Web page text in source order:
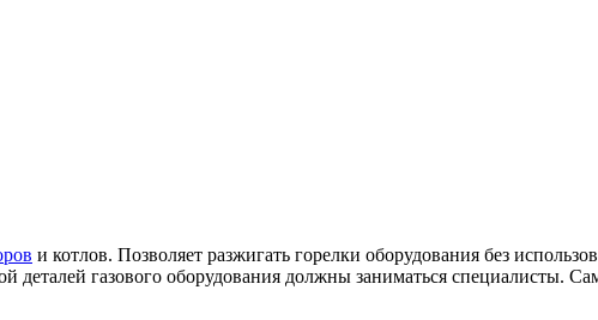
и котлов. Позволяет разжигать горелки оборудования без
деталей газового оборудования должны заниматься специалисты.